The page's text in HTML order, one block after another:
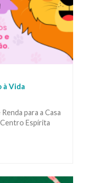
à Vida
para a Casa
Espírita